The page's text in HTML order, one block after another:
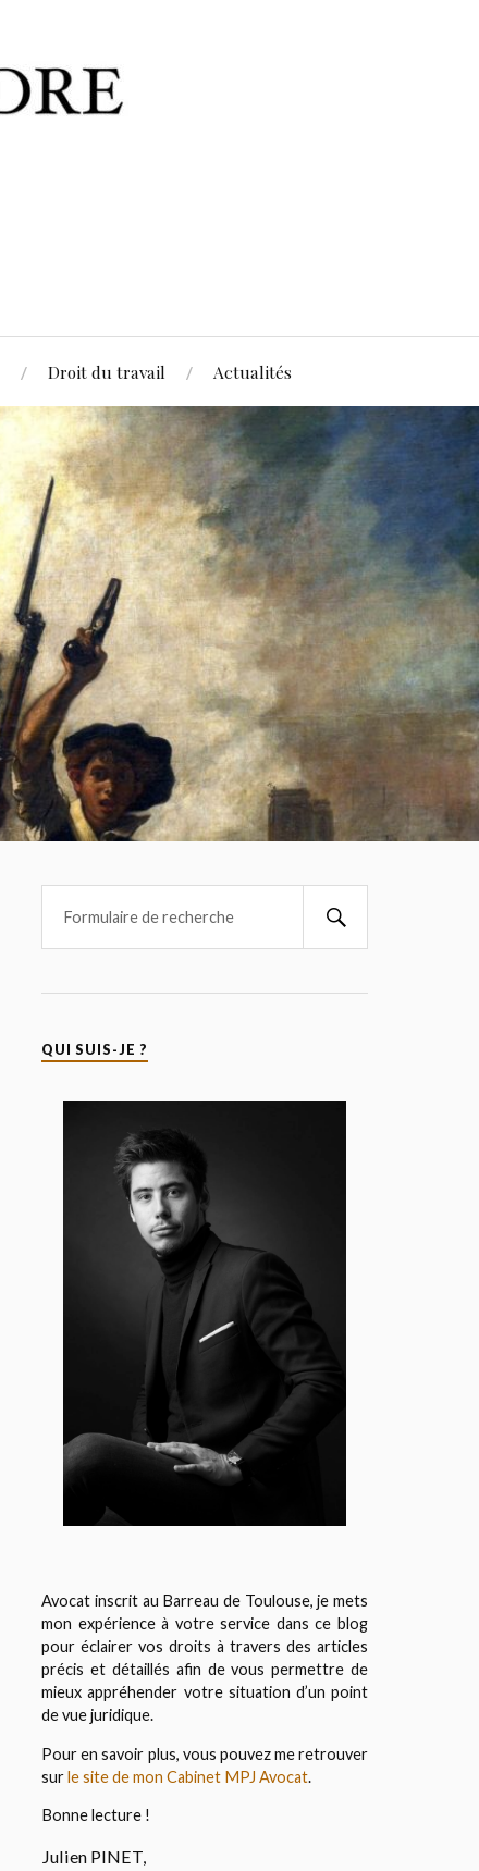
Droit du travail Actualités
QUI SUIS-JE ?
Avocat inscrit au Barreau de Toulouse, je mets
mon expérience à votre service dans ce blog
pour éclairer vos droits à travers des articles
précis et détaillés afin de vous permettre de
mieux appréhender votre situation d’un point
de vue juridique.
Pour en savoir plus, vous pouvez me retrouver
surle site de mon Cabinet MPJ Avocat.
Bonne lecture !
Julien PINET,